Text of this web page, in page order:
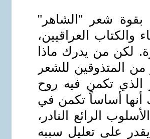
بقوة شعر "الشاهر"
والكتاب العراقيين،
لكن من يدرك ماذا
المتذوقين للشعر
الذي تكمن فيه روح
أنها أساساً تكمن في
الرائع النادر،
على تعليل سببه